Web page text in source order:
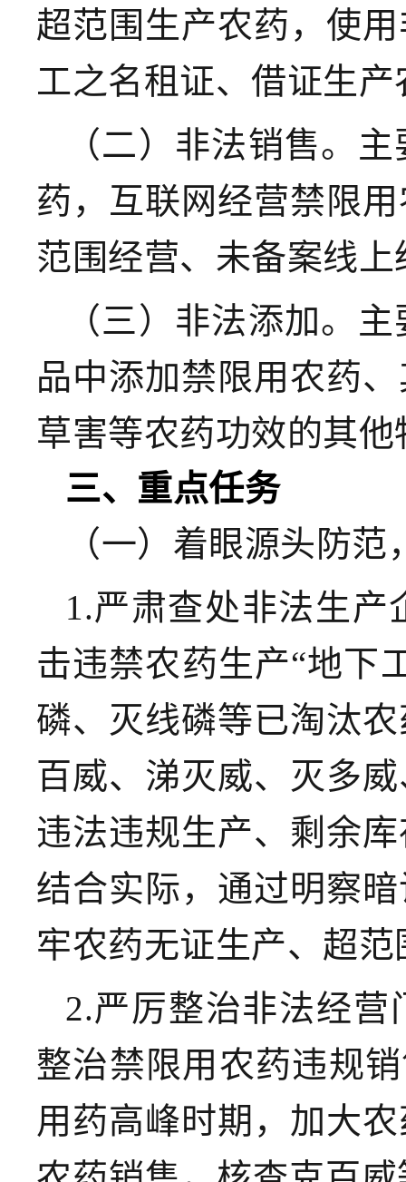
超范围生产农药，使
工之名租证、借证生
（二）非法销售。
主
药，互联网经营禁限
范围经营、未备案线
（三）非法添加。
主
品中添加禁限用农药
草害等农药功效的其他
三、重点任务
（一）着眼源头防
1.严肃查处非法生产
击违禁农药生产“地下
磷、灭线磷等已淘汰
百威、涕灭威、灭多
违法违规生产、剩余
结合实际，通过明察
牢农药无证生产、超
2.严厉整治非法经营
整治禁限用农药违规
用药高峰时期，加大